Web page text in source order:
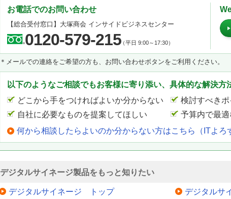
お電話でのお問い合わせ
【総合受付窓口】 大塚商会 インサイドビジネスセンター
0120-579-215（平日 9:00～17:30）
＊メールでの連絡をご希望の方も、お問い合わせボタンをご利用ください。
以下のようなご相談でもお客様に寄り添い、具体的な解決方
どこから手をつければよいか分からない
検討すべき
自社に必要なものを提案してほしい
予算内で最
何から相談したらよいのか分からない方はこちら（ITよろ
デジタルサイネージ製品をもっと知りたい
デジタルサイネージ トップ
デジタルサ